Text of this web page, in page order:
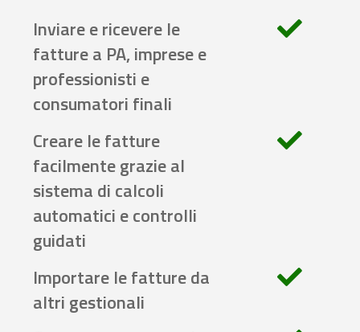
Inviare e ricevere le
fatture a PA, imprese e
professionisti e
consumatori finali
Creare le fatture
facilmente grazie al
sistema di calcoli
automatici e controlli
guidati
Importare le fatture da
altri gestionali